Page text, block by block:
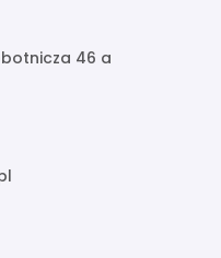
46 a